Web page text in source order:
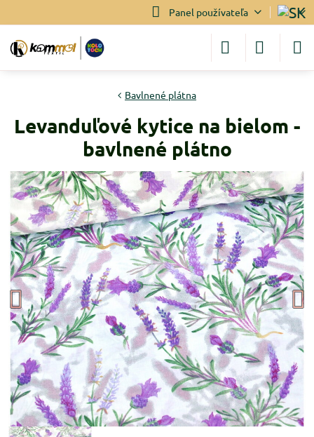
Panel používateľa
Bavlnené plátna
Levanduľové kytice na bielom -
bavlnené plátno